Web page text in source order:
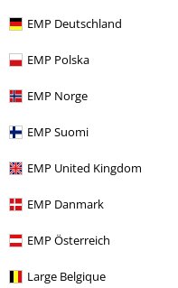
EMP Deutschland
EMP Polska
EMP Norge
EMP Suomi
EMP United Kingdom
EMP Danmark
EMP Österreich
Large Belgique
Kwaliteit
Ontwerp
Pasvorm
Breedte
Lengte
Te kort
Geverifieerde recensie